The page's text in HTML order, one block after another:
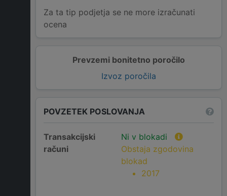
Prevzemi bonitetno poročilo
Izvoz poročila
Za ta tip podjetja se ne more izračunati
ocena
POVZETEK POSLOVANJA
Transakcijski
računi
Ni v blokadi
Obstaja zgodovina
blokad
2017